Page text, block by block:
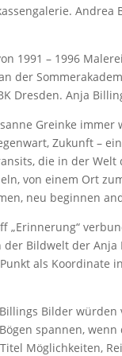
1991 – 1996
der
Dresden. Anja
Greinke immer
Zukunft –
die in der
von einem Ort
neu beginnen
Bildwelt der
als Koordinate
Bilder würden
spannen,
Möglichkeiten,